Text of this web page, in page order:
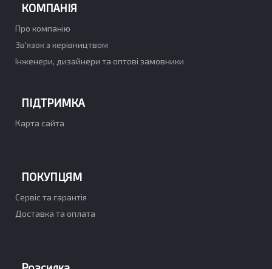
КОМПАНІЯ
Про компанію
Зв'язок з керівництвом
Інженери, дизайнери та оптові замовники
ПІДТРИМКА
Карта сайта
ПОКУПЦЯМ
Сервіс та гарантія
Доставка та оплата